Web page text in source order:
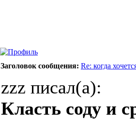
Заголовок сообщения: Re: когда
zzz писал(а):
Класть соду и